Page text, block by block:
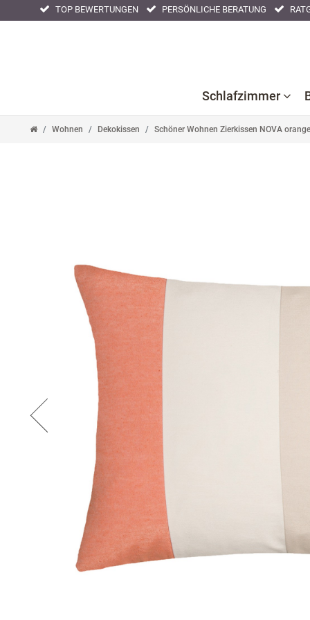
TOP BEWERTUNGEN PERSÖNLICHE BERATUNG
Schlafzimmer
Wohnen Dekokissen Schöner Wohnen Zierkissen NOVA